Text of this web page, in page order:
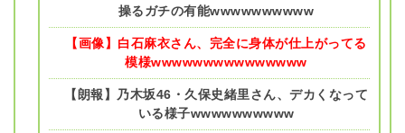
操るガチの有能wwwwwwwwww
【画像】白石麻衣さん、完全に身体が仕上がってる
模様wwwwwwwwwwwwwww
【朗報】乃木坂46・久保史緒里さん、デカくなって
いる様子wwwwwwwwww